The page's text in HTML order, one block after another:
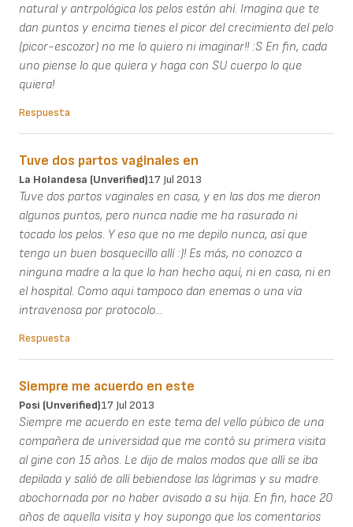
natural y antrpológica los pelos están ahí. Imagina que te
dan puntos y encima tienes el picor del crecimiento del pelo
(picor-escozor) no me lo quiero ni imaginar!! :S En fin, cada
uno piense lo que quiera y haga con SU cuerpo lo que
quiera!
Respuesta
Tuve dos partos vaginales en
La Holandesa (unverified)17 Jul 2013
Tuve dos partos vaginales en casa, y en las dos me dieron
algunos puntos, pero nunca nadie me ha rasurado ni
tocado los pelos. Y eso que no me depilo nunca, así que
tengo un buen bosquecillo allí :)! Es más, no conozco a
ninguna madre a la que lo han hecho aquí, ni en casa, ni en
el hospital. Como aqui tampoco dan enemas o una vía
intravenosa por protocolo...
Respuesta
Siempre me acuerdo en este
Posi (unverified)17 Jul 2013
Siempre me acuerdo en este tema del vello púbico de una
compañera de universidad que me contó su primera visita
al gine con 15 años. Le dijo de malos modos que allí se iba
depilada y salió de allí bebiendose las lágrimas y su madre
abochornada por no haber avisado a su hija. En fin, hace 20
años de aquella visita y hoy supongo que los comentarios